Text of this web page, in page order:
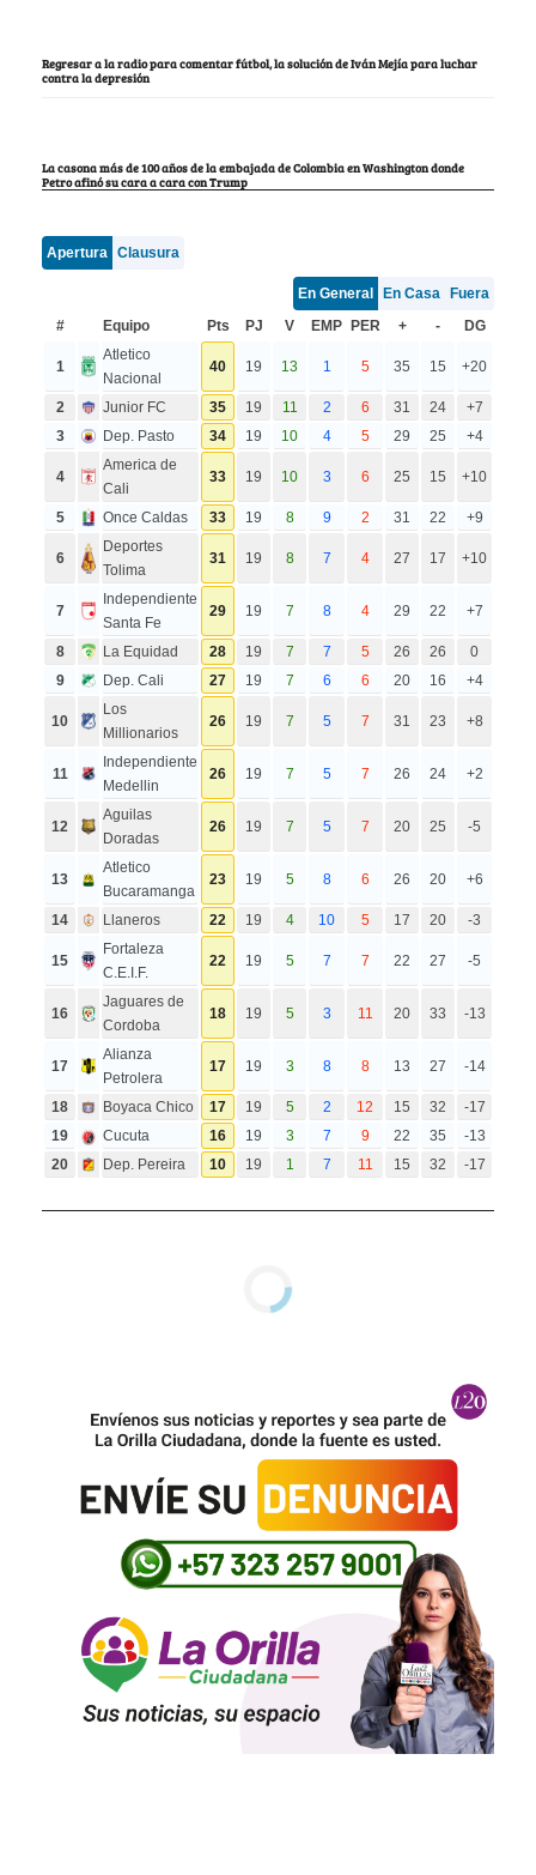
Regresar a la radio para comentar fútbol, la solución de Iván Mejía para luchar
contra la depresión
La casona más de 100 años de la embajada de Colombia en Washington donde
Petro afinó su cara a cara con Trump
Apertura Clausura
En General En Casa Fuera
#
Equipo Pts PJ V EMP PER + - DG
1
Atletico
Nacional
40 19 13 1 5 35 15 +20
2 Junior FC 35 19 11 2 6 31 24
+7
3
Dep. Pasto 34 19 10 4 5 29 25 +4
4
America de
Cali
33 19 10 3 6 25 15 +10
5 Once Caldas 33 19 8 9 2 31 22 +9
6
Deportes
Tolima
31 19 8 7 4 27 17 +10
7
Independiente
Santa Fe
29 19 7 8 4 29 22 +7
8 La Equidad 28 19 7 7 5 26 26
0
9
Dep. Cali 27 19 7 6 6 20 16 +4
10
Los
Millionarios
26 19 7 5 7 31 23 +8
11
Independiente
Medellin
26 19 7 5 7 26 24 +2
12
Aguilas
Doradas
26 19 7 5 7 20 25 -5
13
Atletico
Bucaramanga
23 19 5 8 6 26 20 +6
14 Llaneros 22 19 4 10 5 17 20 -3
15
Fortaleza
C.E.I.F.
22 19 5 7 7 22 27 -5
16
Jaguares de
Cordoba
18 19 5 3 11 20 33 -13
17
Alianza
Petrolera
17 19 3 8 8 13 27 -14
18 Boyaca Chico 17 19 5 2 12 15 32
-17
19
Cucuta 16 19 3 7 9 22 35
-13
20
Dep. Pereira 10 19 1 7 11 15 32 -17